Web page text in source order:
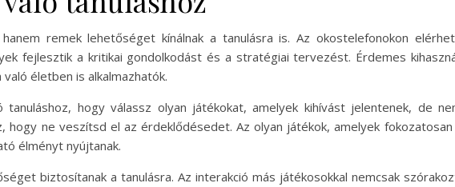
remek lehetőséget kínálnak a tanulásra is. Az okostelefonokon
fejlesztik a kritikai gondolkodást és a stratégiai tervezést. Érdemes
életben is alkalmazhatók.
hogy válassz olyan játékokat, amelyek kihívást jelentenek, de
hogy ne veszítsd el az érdeklődésedet. Az olyan játékok, amelyek
élményt nyújtanak.
biztosítanak a tanulásra. Az interakció más játékosokkal nemcsak